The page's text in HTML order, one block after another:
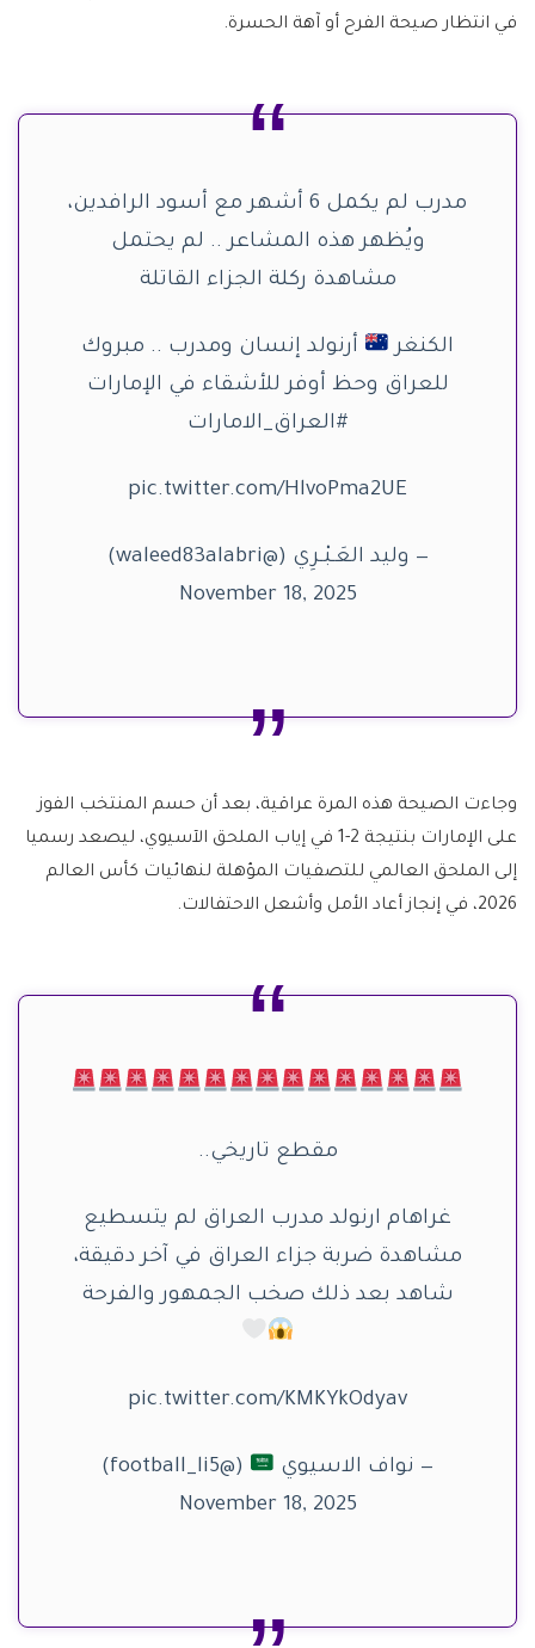
في انتظار صيحة الفرح أو آهة الحسرة.
مدرب لم يكمل 6 أشهر مع أسود الرافدين،
ويُظهر هذه المشاعر .. لم يحتمل
مشاهدة ركلة الجزاء القاتلة
الكنغر
أرنولد إنسان ومدرب .. مبروك
للعراق وحظ أوفر للأشقاء في الإمارات
#العراق_الامارات
pic.twitter.com/HlvoPma2UE
— وليد العَـبْـرِي (@waleed83alabri)
November 18, 2025
وجاءت الصيحة هذه المرة عراقية، بعد أن حسم المنتخب الفوز
على الإمارات بنتيجة 2-1 في إياب الملحق الآسيوي، ليصعد رسميا
إلى الملحق العالمي للتصفيات المؤهلة لنهائيات كأس العالم
2026، في إنجاز أعاد الأمل وأشعل الاحتفالات.
مقطع تاريخي..
غراهام ارنولد مدرب العراق لم يتسطيع
مشاهدة ضربة جزاء العراق في آخر دقيقة،
شاهد بعد ذلك صخب الجمهور والفرحة
pic.twitter.com/KMKYkOdyav
— نواف الاسيوي
(@football_li5)
November 18, 2025